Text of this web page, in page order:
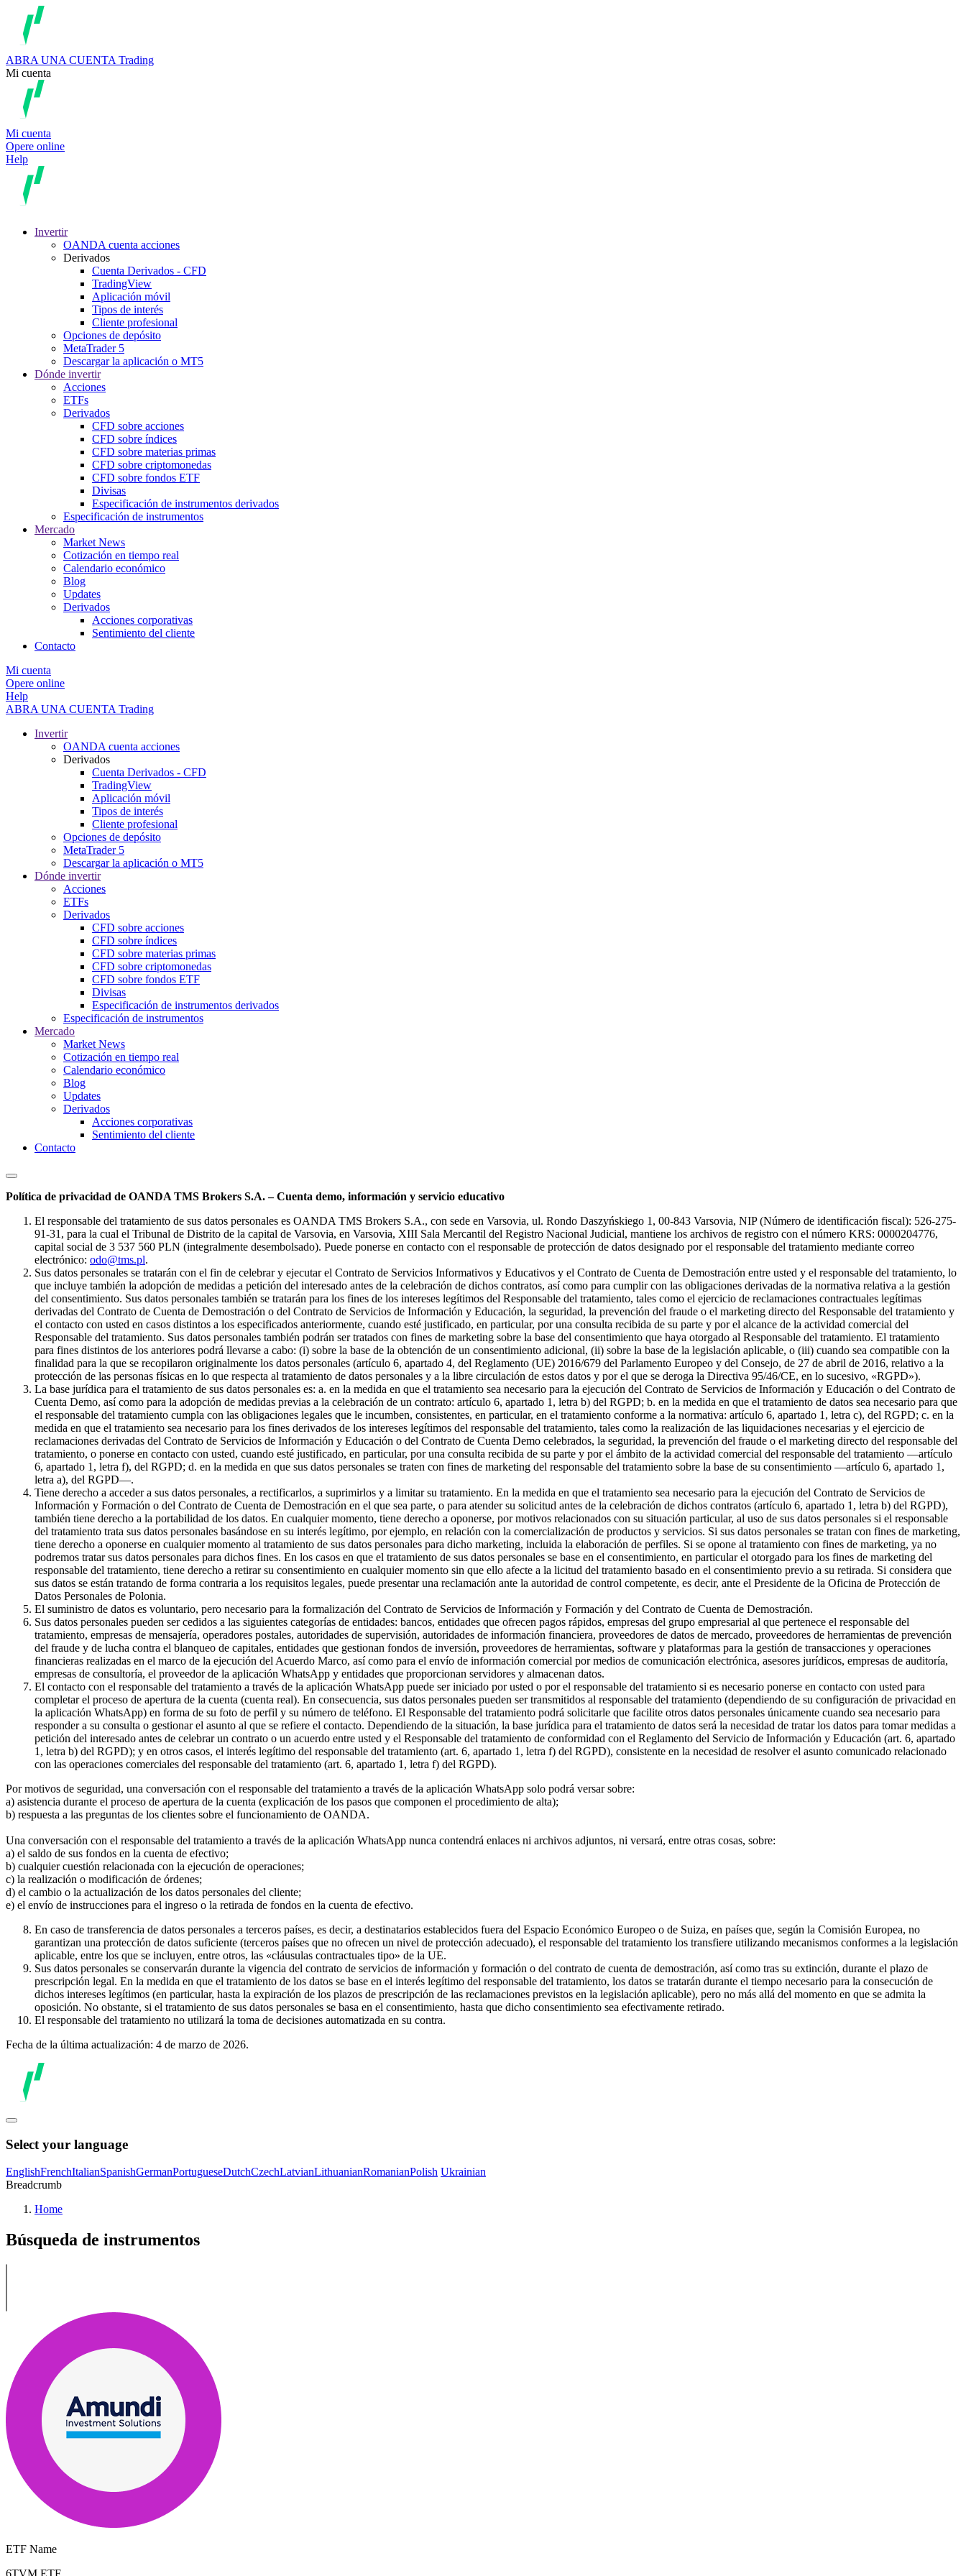
ABRA UNA CUENTA Trading
Mi cuenta
Mi cuenta
Opere online
Help
Invertir
OANDA cuenta acciones
Derivados
Cuenta Derivados - CFD
TradingView
Aplicación móvil
Tipos de interés
Cliente profesional
Opciones de depósito
MetaTrader 5
Descargar la aplicación o MT5
Dónde invertir
Acciones
ETFs
Derivados
CFD sobre acciones
CFD sobre índices
CFD sobre materias primas
CFD sobre criptomonedas
CFD sobre fondos ETF
Divisas
Especificación de instrumentos derivados
Especificación de instrumentos
Mercado
Market News
Cotización en tiempo real
Calendario económico
Blog
Updates
Derivados
Acciones corporativas
Sentimiento del cliente
Contacto
Mi cuenta
Opere online
Help
ABRA UNA CUENTA Trading
Invertir
OANDA cuenta acciones
Derivados
Cuenta Derivados - CFD
TradingView
Aplicación móvil
Tipos de interés
Cliente profesional
Opciones de depósito
MetaTrader 5
Descargar la aplicación o MT5
Dónde invertir
Acciones
ETFs
Derivados
CFD sobre acciones
CFD sobre índices
CFD sobre materias primas
CFD sobre criptomonedas
CFD sobre fondos ETF
Divisas
Especificación de instrumentos derivados
Especificación de instrumentos
Mercado
Market News
Cotización en tiempo real
Calendario económico
Blog
Updates
Derivados
Acciones corporativas
Sentimiento del cliente
Contacto
Política de privacidad de OANDA TMS Brokers S.A. – Cuenta demo, información y servicio educativo
El responsable del tratamiento de sus datos personales es OANDA TMS Brokers S.A., con sede en Varsovia, ul. Rondo Daszyńskiego 1, 00-843 Varsovia, NIP (Número de identificación fiscal): 526-275-
91-31, para la cual el Tribunal de Distrito de la capital de Varsovia, en Varsovia, XIII Sala Mercantil del Registro Nacional Judicial, mantiene los archivos de registro con el número KRS: 0000204776,
capital social de 3 537 560 PLN (integralmente desembolsado). Puede ponerse en contacto con el responsable de protección de datos designado por el responsable del tratamiento mediante correo
electrónico: odo@tms.pl.
Sus datos personales se tratarán con el fin de celebrar y ejecutar el Contrato de Servicios Informativos y Educativos y el Contrato de Cuenta de Demostración entre usted y el responsable del tratamiento, lo
que incluye también la adopción de medidas a petición del interesado antes de la celebración de dichos contratos, así como para cumplir con las obligaciones derivadas de la normativa relativa a la gestión
del consentimiento. Sus datos personales también se tratarán para los fines de los intereses legítimos del Responsable del tratamiento, tales como el ejercicio de reclamaciones contractuales legítimas
derivadas del Contrato de Cuenta de Demostración o del Contrato de Servicios de Información y Educación, la seguridad, la prevención del fraude o el marketing directo del Responsable del tratamiento y
el contacto con usted en casos distintos a los especificados anteriormente, cuando esté justificado, en particular, por una consulta recibida de su parte y por el alcance de la actividad comercial del
Responsable del tratamiento. Sus datos personales también podrán ser tratados con fines de marketing sobre la base del consentimiento que haya otorgado al Responsable del tratamiento. El tratamiento
para fines distintos de los anteriores podrá llevarse a cabo: (i) sobre la base de la obtención de un consentimiento adicional, (ii) sobre la base de la legislación aplicable, o (iii) cuando sea compatible con la
finalidad para la que se recopilaron originalmente los datos personales (artículo 6, apartado 4, del Reglamento (UE) 2016/679 del Parlamento Europeo y del Consejo, de 27 de abril de 2016, relativo a la
protección de las personas físicas en lo que respecta al tratamiento de datos personales y a la libre circulación de estos datos y por el que se deroga la Directiva 95/46/CE, en lo sucesivo, «RGPD»).
La base jurídica para el tratamiento de sus datos personales es: a. en la medida en que el tratamiento sea necesario para la ejecución del Contrato de Servicios de Información y Educación o del Contrato de
Cuenta Demo, así como para la adopción de medidas previas a la celebración de un contrato: artículo 6, apartado 1, letra b) del RGPD; b. en la medida en que el tratamiento de datos sea necesario para que
el responsable del tratamiento cumpla con las obligaciones legales que le incumben, consistentes, en particular, en el tratamiento conforme a la normativa: artículo 6, apartado 1, letra c), del RGPD; c. en la
medida en que el tratamiento sea necesario para los fines derivados de los intereses legítimos del responsable del tratamiento, tales como la realización de las liquidaciones necesarias y el ejercicio de
reclamaciones derivadas del Contrato de Servicios de Información y Educación o del Contrato de Cuenta Demo celebrados, la seguridad, la prevención del fraude o el marketing directo del responsable del
tratamiento, o ponerse en contacto con usted, cuando esté justificado, en particular, por una consulta recibida de su parte y por el ámbito de la actividad comercial del responsable del tratamiento —artículo
6, apartado 1, letra f), del RGPD; d. en la medida en que sus datos personales se traten con fines de marketing del responsable del tratamiento sobre la base de su consentimiento —artículo 6, apartado 1,
letra a), del RGPD—.
Tiene derecho a acceder a sus datos personales, a rectificarlos, a suprimirlos y a limitar su tratamiento. En la medida en que el tratamiento sea necesario para la ejecución del Contrato de Servicios de
Información y Formación o del Contrato de Cuenta de Demostración en el que sea parte, o para atender su solicitud antes de la celebración de dichos contratos (artículo 6, apartado 1, letra b) del RGPD),
también tiene derecho a la portabilidad de los datos. En cualquier momento, tiene derecho a oponerse, por motivos relacionados con su situación particular, al uso de sus datos personales si el responsable
del tratamiento trata sus datos personales basándose en su interés legítimo, por ejemplo, en relación con la comercialización de productos y servicios. Si sus datos personales se tratan con fines de marketing,
tiene derecho a oponerse en cualquier momento al tratamiento de sus datos personales para dicho marketing, incluida la elaboración de perfiles. Si se opone al tratamiento con fines de marketing, ya no
podremos tratar sus datos personales para dichos fines. En los casos en que el tratamiento de sus datos personales se base en el consentimiento, en particular el otorgado para los fines de marketing del
responsable del tratamiento, tiene derecho a retirar su consentimiento en cualquier momento sin que ello afecte a la licitud del tratamiento basado en el consentimiento previo a su retirada. Si considera que
sus datos se están tratando de forma contraria a los requisitos legales, puede presentar una reclamación ante la autoridad de control competente, es decir, ante el Presidente de la Oficina de Protección de
Datos Personales de Polonia.
El suministro de datos es voluntario, pero necesario para la formalización del Contrato de Servicios de Información y Formación y del Contrato de Cuenta de Demostración.
Sus datos personales pueden ser cedidos a las siguientes categorías de entidades: bancos, entidades que ofrecen pagos rápidos, empresas del grupo empresarial al que pertenece el responsable del
tratamiento, empresas de mensajería, operadores postales, autoridades de supervisión, autoridades de información financiera, proveedores de datos de mercado, proveedores de herramientas de prevención
del fraude y de lucha contra el blanqueo de capitales, entidades que gestionan fondos de inversión, proveedores de herramientas, software y plataformas para la gestión de transacciones y operaciones
financieras realizadas en el marco de la ejecución del Acuerdo Marco, así como para el envío de información comercial por medios de comunicación electrónica, asesores jurídicos, empresas de auditoría,
empresas de consultoría, el proveedor de la aplicación WhatsApp y entidades que proporcionan servidores y almacenan datos.
El contacto con el responsable del tratamiento a través de la aplicación WhatsApp puede ser iniciado por usted o por el responsable del tratamiento si es necesario ponerse en contacto con usted para
completar el proceso de apertura de la cuenta (cuenta real). En consecuencia, sus datos personales pueden ser transmitidos al responsable del tratamiento (dependiendo de su configuración de privacidad en
la aplicación WhatsApp) en forma de su foto de perfil y su número de teléfono. El Responsable del tratamiento podrá solicitarle que facilite otros datos personales únicamente cuando sea necesario para
responder a su consulta o gestionar el asunto al que se refiere el contacto. Dependiendo de la situación, la base jurídica para el tratamiento de datos será la necesidad de tratar los datos para tomar medidas a
petición del interesado antes de celebrar un contrato o un acuerdo entre usted y el Responsable del tratamiento de conformidad con el Reglamento del Servicio de Información y Educación (art. 6, apartado
1, letra b) del RGPD); y en otros casos, el interés legítimo del responsable del tratamiento (art. 6, apartado 1, letra f) del RGPD), consistente en la necesidad de resolver el asunto comunicado relacionado
con las operaciones comerciales del responsable del tratamiento (art. 6, apartado 1, letra f) del RGPD).
Por motivos de seguridad, una conversación con el responsable del tratamiento a través de la aplicación WhatsApp solo podrá versar sobre:
a) asistencia durante el proceso de apertura de la cuenta (explicación de los pasos que componen el procedimiento de alta);
b) respuesta a las preguntas de los clientes sobre el funcionamiento de OANDA.
Una conversación con el responsable del tratamiento a través de la aplicación WhatsApp nunca contendrá enlaces ni archivos adjuntos, ni versará, entre otras cosas, sobre:
a) el saldo de sus fondos en la cuenta de efectivo;
b) cualquier cuestión relacionada con la ejecución de operaciones;
c) la realización o modificación de órdenes;
d) el cambio o la actualización de los datos personales del cliente;
e) el envío de instrucciones para el ingreso o la retirada de fondos en la cuenta de efectivo.
En caso de transferencia de datos personales a terceros países, es decir, a destinatarios establecidos fuera del Espacio Económico Europeo o de Suiza, en países que, según la Comisión Europea, no
garantizan una protección de datos suficiente (terceros países que no ofrecen un nivel de protección adecuado), el responsable del tratamiento los transfiere utilizando mecanismos conformes a la legislación
aplicable, entre los que se incluyen, entre otros, las «cláusulas contractuales tipo» de la UE.
Sus datos personales se conservarán durante la vigencia del contrato de servicios de información y formación o del contrato de cuenta de demostración, así como tras su extinción, durante el plazo de
prescripción legal. En la medida en que el tratamiento de los datos se base en el interés legítimo del responsable del tratamiento, los datos se tratarán durante el tiempo necesario para la consecución de
dichos intereses legítimos (en particular, hasta la expiración de los plazos de prescripción de las reclamaciones previstos en la legislación aplicable), pero no más allá del momento en que se admita la
oposición. No obstante, si el tratamiento de sus datos personales se basa en el consentimiento, hasta que dicho consentimiento sea efectivamente retirado.
El responsable del tratamiento no utilizará la toma de decisiones automatizada en su contra.
Fecha de la última actualización: 4 de marzo de 2026.
Select your language
EnglishFrenchItalianSpanishGermanPortugueseDutchCzechLatvianLithuanianRomanianPolish Ukrainian
Breadcrumb
Home
Búsqueda de instrumentos
ETF Name